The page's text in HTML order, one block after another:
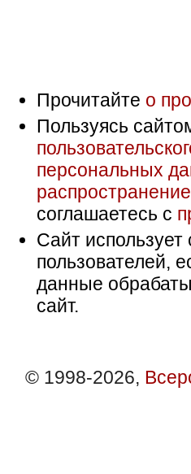
Прочитайте о
Пользуясь
персональных
соглашаетесь с
Сайт
пользователей,
данные
сайт.
© 1998-2026,